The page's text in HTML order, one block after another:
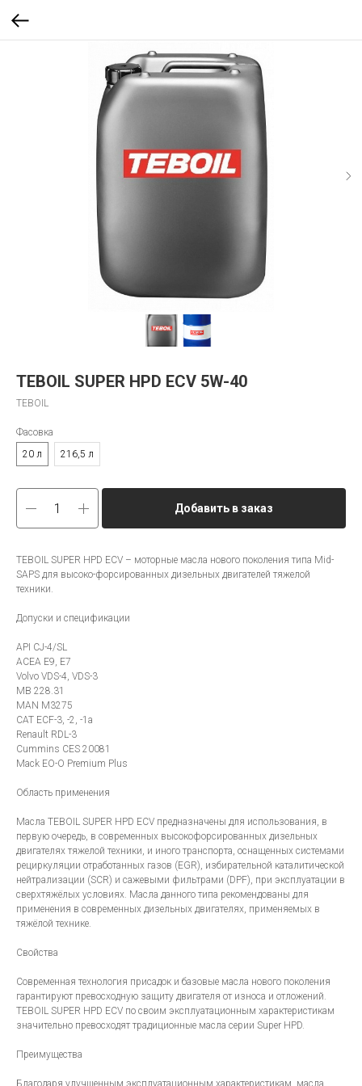
TEBOIL SUPER HPD ECV 5W-40
TEBOIL
Фасовка
20 л
216,5 л
Добавить в заказ
TEBOIL SUPER HPD ECV – моторные масла нового поколения типа Mid-
SAPS для высоко-форсированных дизельных двигателей тяжелой
техники.
Допуски и спецификации
API CJ-4/SL
ACEA E9, E7
Volvo VDS-4, VDS-3
MB 228.31
MAN M3275
CAT ECF-3, -2, -1a
Renault RDL-3
Cummins CES 20081
Mack EO-O Premium Plus
Область применения
Масла TEBOIL SUPER HPD ECV предназначены для использования, в
первую очередь, в современных высокофорсированных дизельных
двигателях тяжелой техники, и иного транспорта, оснащенных системами
рециркуляции отработанных газов (EGR), избирательной каталитической
нейтрализации (SCR) и сажевыми фильтрами (DPF), при эксплуатации в
сверхтяжёлых условиях. Масла данного типа рекомендованы для
применения в современных дизельных двигателях, применяемых в
тяжёлой технике.
Свойства
Современная технология присадок и базовые масла нового поколения
гарантируют превосходную защиту двигателя от износа и отложений.
TEBOIL SUPER HPD ECV по своим эксплуатационным характеристикам
значительно превосходят традиционные масла серии Super HPD.
Преимущества
Благодаря улучшенным эксплуатационным характеристикам, масла